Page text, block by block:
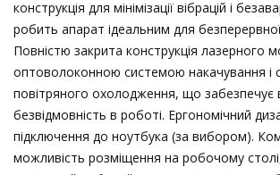
конструкція для мінімізації вібрацій і
робить апарат ідеальним для
Повністю закрита конструкція лазерного
оптоволоконною системою накачування і
повітряного охолодження, що забезпечує
безвідмовність в роботі. Ергономічний
підключення до ноутбука (за вибором).
можливість розміщення на робочому